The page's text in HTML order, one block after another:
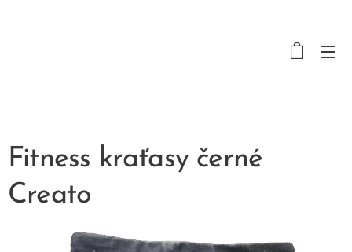
Fitness kraťasy černé
Creato